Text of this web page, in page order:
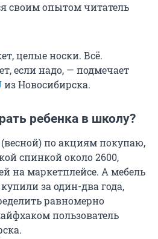
своим опытом читатель
целые носки. Всё.
если надо, — подмечает
из Новосибирска.
ребенка в школу?
(весной) по акциям покупаю,
спинкой около 2600,
на маркетплейсе. А мебель
за один-два года,
равномерно
пользователь